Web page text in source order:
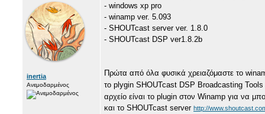
inertia
Ανεμοδαρμένος
- windows xp pro
- winamp ver. 5.093
- SHOUTcast server ver. 1.8.0
- SHOUTcast DSP ver1.8.2b
Πρώτα από όλα φυσικά χρειαζόμαστε το
το plygin SHOUTcast DSP Broadcasting
αρχείο είναι το plugin στον Winamp για να
και το SHOUTcast server http://